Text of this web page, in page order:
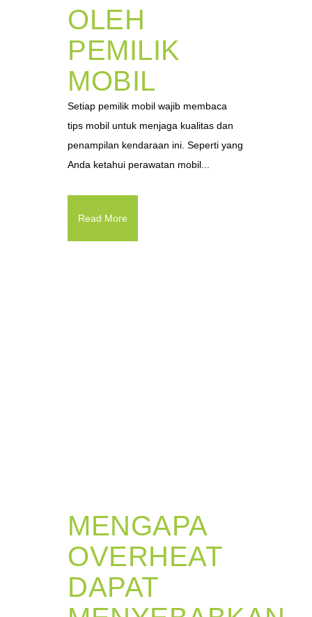
OLEH
PEMILIK
MOBIL
Setiap pemilik mobil wajib membaca
tips mobil untuk menjaga kualitas dan
penampilan kendaraan ini. Seperti yang
Anda ketahui perawatan mobil...
Read More
MENGAPA
OVERHEAT
DAPAT